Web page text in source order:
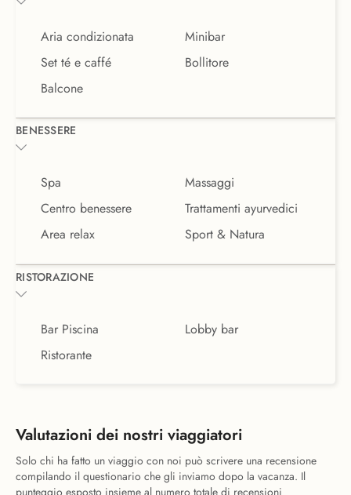
Aria condizionata
Minibar
Set té e caffé
Bollitore
Balcone
BENESSERE
Spa
Massaggi
Centro benessere
Trattamenti ayurvedici
Area relax
Sport & Natura
RISTORAZIONE
Bar Piscina
Lobby bar
Ristorante
Valutazioni dei nostri viaggiatori
Solo chi ha fatto un viaggio con noi può scrivere una recensione
compilando il questionario che gli inviamo dopo la vacanza. Il